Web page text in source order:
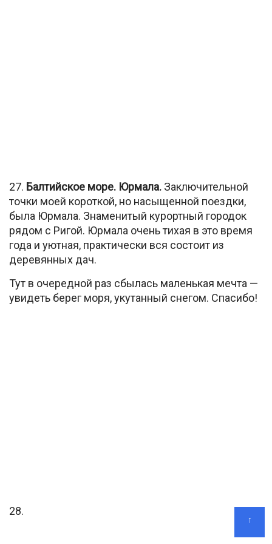
27. Балтийское море. Юрмала. Заключительной
точки моей короткой, но насыщенной поездки,
была Юрмала. Знаменитый курортный городок
рядом с Ригой. Юрмала очень тихая в это время
года и уютная, практически вся состоит из
деревянных дач.
Тут в очередной раз сбылась маленькая мечта —
увидеть берег моря, укутанный снегом. Спасибо!
28.
↑